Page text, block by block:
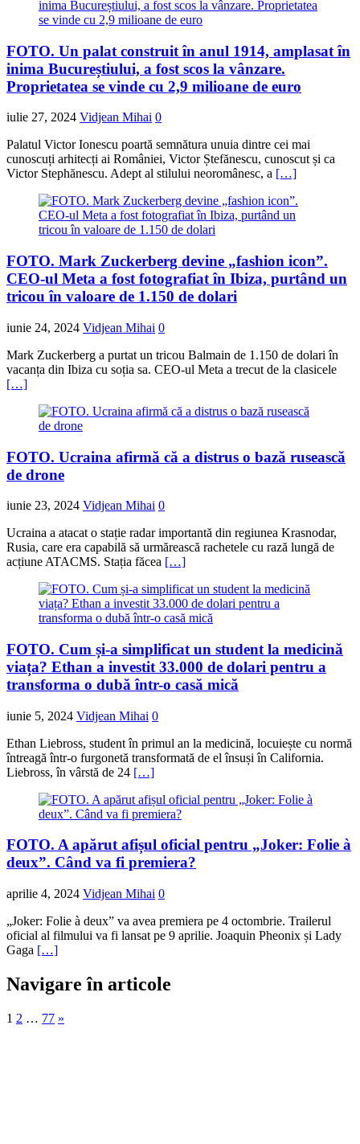
FOTO. Un palat construit în anul 1914, amplasat în
inima Bucureștiului, a fost scos la vânzare.
Proprietatea se vinde cu 2,9 milioane de euro
iulie 27, 2024 Vidjean Mihai 0
Palatul Victor Ionescu poartă semnătura unuia dintre cei mai
cunoscuți arhitecți ai României, Victor Ștefănescu, cunoscut și ca
Victor Stephănescu. Adept al stilului neoromânesc, a […]
FOTO. Mark Zuckerberg devine „fashion icon”.
CEO-ul Meta a fost fotografiat în Ibiza, purtând un
tricou în valoare de 1.150 de dolari
iunie 24, 2024 Vidjean Mihai 0
Mark Zuckerberg a purtat un tricou Balmain de 1.150 de dolari în
vacanța din Ibiza cu soția sa. CEO-ul Meta a trecut de la clasicele
[…]
FOTO. Ucraina afirmă că a distrus o bază rusească
de drone
iunie 23, 2024 Vidjean Mihai 0
Ucraina a atacat o stație radar importantă din regiunea Krasnodar,
Rusia, care era capabilă să urmărească rachetele cu rază lungă de
acțiune ATACMS. Stația făcea […]
FOTO. Cum și-a simplificat un student la medicină
viața? Ethan a investit 33.000 de dolari pentru a
transforma o dubă într-o casă mică
iunie 5, 2024 Vidjean Mihai 0
Ethan Liebross, student în primul an la medicină, locuiește cu normă
întreagă într-o furgonetă transformată de el însuși în California.
Liebross, în vârstă de 24 […]
FOTO. A apărut afișul oficial pentru „Joker: Folie à
deux”. Când va fi premiera?
aprilie 4, 2024 Vidjean Mihai 0
„Joker: Folie à deux” va avea premiera pe 4 octombrie. Trailerul
oficial al filmului va fi lansat pe 9 aprilie. Joaquin Pheonix și Lady
Gaga […]
Navigare în articole
1 2 … 77 »